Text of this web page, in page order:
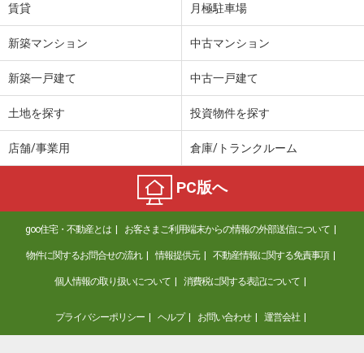
賃貸 月極駐車場
新築マンション 中古マンション
新築一戸建て 中古一戸建て
土地を探す 投資物件を探す
店舗/事業用 倉庫/トランクルーム
PC版へ
goo住宅・不動産とは お客さまご利用端末からの情報の外部送信について
物件に関するお問合せの流れ 情報提供元 不動産情報に関する免責事項
個人情報の取り扱いについて 消費税に関する表記について
プライバシーポリシー ヘルプ お問い合わせ 運営会社